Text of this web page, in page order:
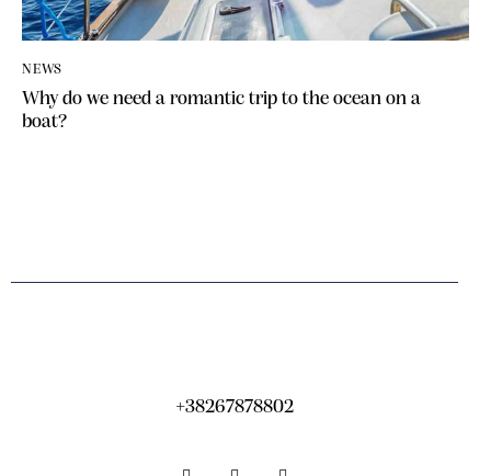
NEWS
Why do we need a romantic trip to the ocean on a
boat?
+38267878802